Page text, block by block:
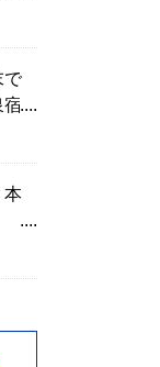
で
宿
本